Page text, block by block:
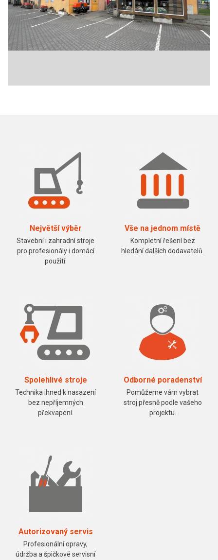
Největší výběr
Stavební i zahradní stroje
pro profesionály i domácí
použití.
Vše na jednom místě
Kompletní řešení bez
hledání dalších dodavatelů.
Spolehlivé stroje
Technika ihned k nasazení
bez nepříjemných
překvapení.
Odborné poradenství
Pomůžeme vám vybrat
stroj přesně podle vašeho
projektu.
Autorizovaný servis
Profesionální opravy,
údržba a špičkové servisní